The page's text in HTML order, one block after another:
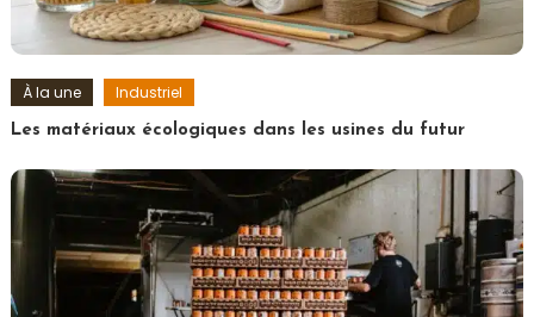
À la une Industriel
Les matériaux écologiques dans les usines du futur